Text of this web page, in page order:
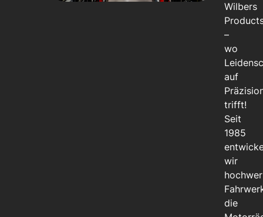
Wilbers
–
wo
auf
trifft!
Seit
1985
wir
die